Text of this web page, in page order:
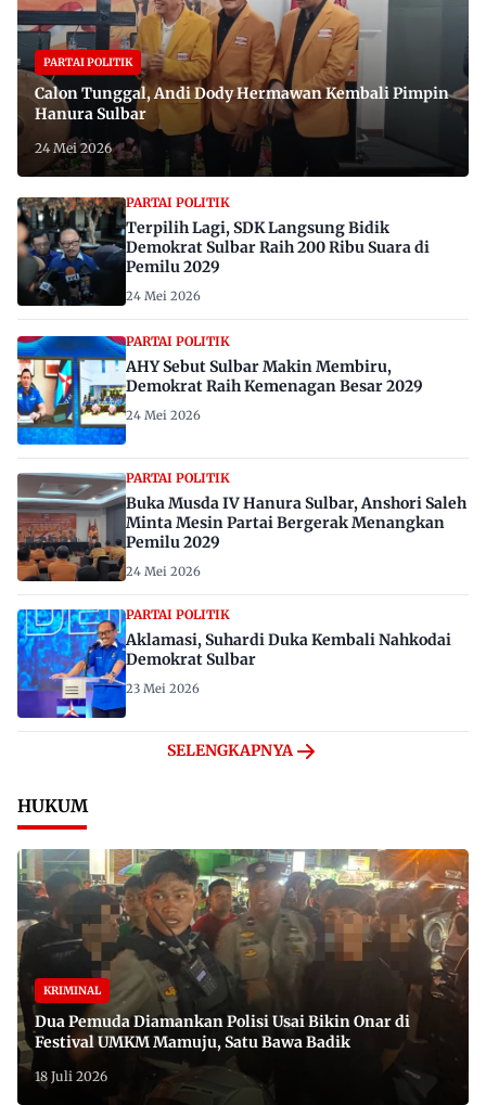
PARTAI POLITIK
Calon Tunggal, Andi Dody Hermawan Kembali Pimpin
Hanura Sulbar
24 Mei 2026
PARTAI POLITIK
Terpilih Lagi, SDK Langsung Bidik
Demokrat Sulbar Raih 200 Ribu Suara di
Pemilu 2029
24 Mei 2026
PARTAI POLITIK
AHY Sebut Sulbar Makin Membiru,
Demokrat Raih Kemenagan Besar 2029
24 Mei 2026
PARTAI POLITIK
Buka Musda IV Hanura Sulbar, Anshori Saleh
Minta Mesin Partai Bergerak Menangkan
Pemilu 2029
24 Mei 2026
PARTAI POLITIK
Aklamasi, Suhardi Duka Kembali Nahkodai
Demokrat Sulbar
23 Mei 2026
SELENGKAPNYA
HUKUM
KRIMINAL
Dua Pemuda Diamankan Polisi Usai Bikin Onar di
Festival UMKM Mamuju, Satu Bawa Badik
18 Juli 2026